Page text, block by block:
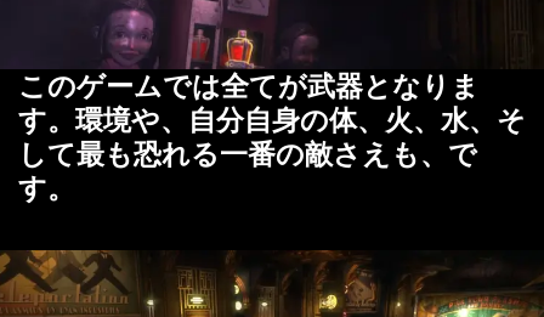
このゲームでは全てが武器となりま
す。環境や、自分自身の体、火、水、そ
して最も恐れる一番の敵さえも、で
す。